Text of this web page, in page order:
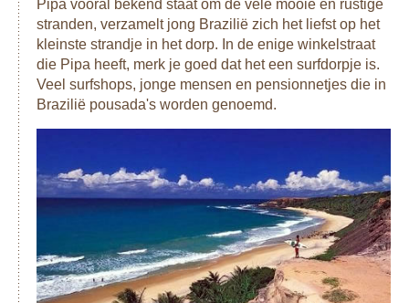
Pipa vooral bekend staat om de vele mooie en rustige
stranden, verzamelt jong Brazilië zich het liefst op het
kleinste strandje in het dorp. In de enige winkelstraat
die Pipa heeft, merk je goed dat het een surfdorpje is.
Veel surfshops, jonge mensen en pensionnetjes die in
Brazilië pousada's worden genoemd.